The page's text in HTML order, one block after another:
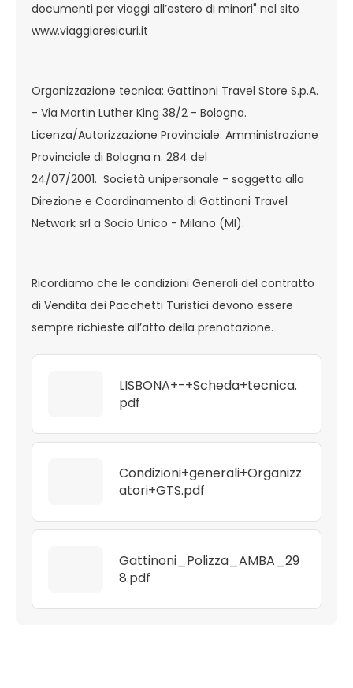
documenti per viaggi all’estero di minori" nel sito
www.viaggiaresicuri.it
Organizzazione tecnica: Gattinoni Travel Store S.p.A.
- Via Martin Luther King 38/2 - Bologna.
Licenza/Autorizzazione Provinciale: Amministrazione
Provinciale di Bologna n. 284 del
24/07/2001. Società unipersonale - soggetta alla
Direzione e Coordinamento di Gattinoni Travel
Network srl a Socio Unico - Milano (MI).
Ricordiamo che le condizioni Generali del contratto
di Vendita dei Pacchetti Turistici devono essere
sempre richieste all’atto della prenotazione.
LISBONA+-+Scheda+tecnica.
pdf
Condizioni+generali+Organizz
atori+GTS.pdf
Gattinoni_Polizza_AMBA_29
8.pdf